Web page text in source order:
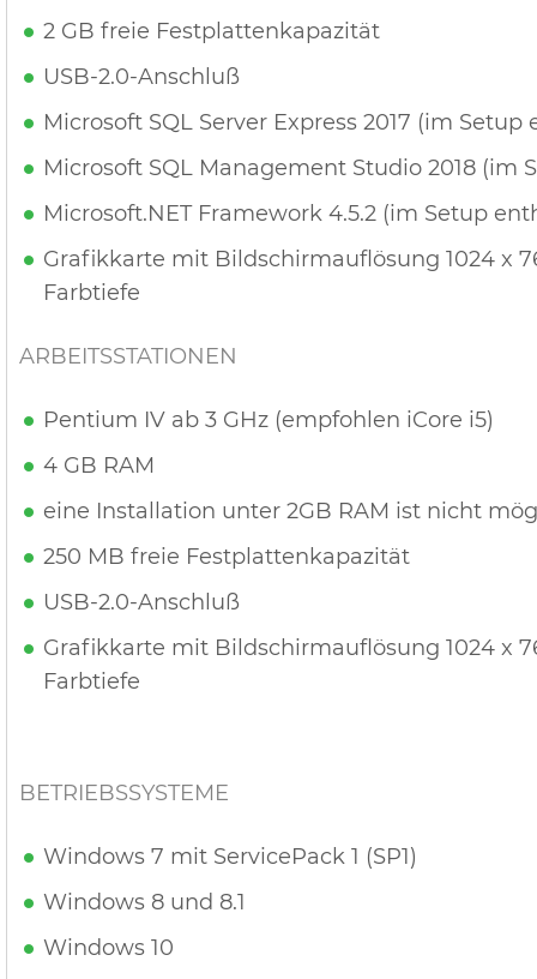
2 GB freie Festplattenkapazität
USB-2.0-Anschluß
Microsoft SQL Server Express 2017 (im Setup
Microsoft SQL Management Studio 2018 (im
Microsoft.NET Framework 4.5.2 (im Setup
Grafikkarte mit Bildschirmauflösung 1024 x
Farbtiefe
ARBEITSSTATIONEN
Pentium IV ab 3 GHz (empfohlen iCore i5)
4 GB RAM
eine Installation unter 2GB RAM ist nicht
250 MB freie Festplattenkapazität
USB-2.0-Anschluß
Grafikkarte mit Bildschirmauflösung 1024 x
Farbtiefe
BETRIEBSSYSTEME
Windows 7 mit ServicePack 1 (SP1)
Windows 8 und 8.1
Windows 10